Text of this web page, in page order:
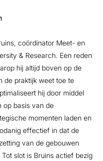
coördinator Meet- en
& Research. Een reden
hij altijd boven op de
de praktijk weet toe te
hij door middel
op basis van de
momenten laden en
effectief in dat de
van de gebouwen
slot is Bruins actief bezig